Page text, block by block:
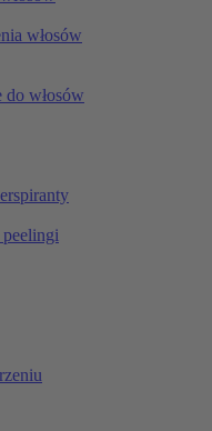
włosów
do włosów
peelingi